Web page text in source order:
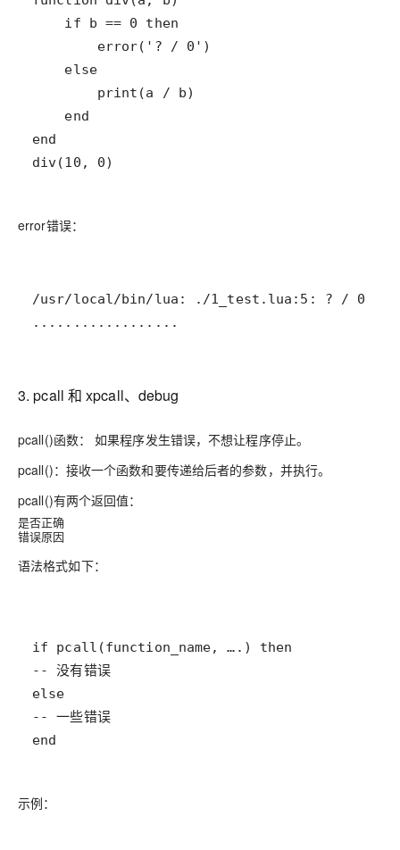
    else
div(10, 0)
error错误：
..................
3. pcall 和 xpcall、debug
pcall()函数：
如果程序发生错误，不想让程序停止。
pcall()：接收一个函数和要传递给后者的参数，并执行。
pcall()有两个返回值：
是否正确
错误原因
语法格式如下：
-- 没有错误
-- 一些错误
示例：